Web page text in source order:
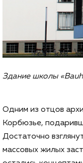
Здание школы
Одним из отцов
Корбюзье,
Достаточно
массовых жилых